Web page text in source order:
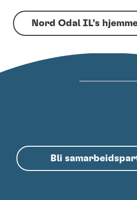
Nord Odal IL’s
Bli